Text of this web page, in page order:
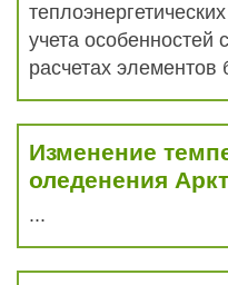
учета особенностей
расчетах элементов
Изменение
оледенения
...